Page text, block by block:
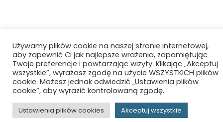
Używamy plików cookie na naszej stronie internetowej,
aby zapewnić Ci jak najlepsze wrażenia, zapamiętując
Twoje preferencje i powtarzając wizyty. Klikając „Akceptuj
wszystkie”, wyrażasz zgodę na użycie WSZYSTKICH plików
cookie. Możesz jednak odwiedzić „Ustawienia plików
cookie”, aby wyrazić kontrolowaną zgodę.
Ustawienia plików cookies Akceptuj wszystkie